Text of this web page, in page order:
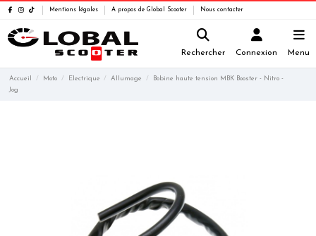
Mentions légales A propos de Global Scooter Nous contacter
Rechercher Connexion Menu
Accueil Moto Electrique Allumage
Bobine haute tension MBK Booster - Nitro -
Jog